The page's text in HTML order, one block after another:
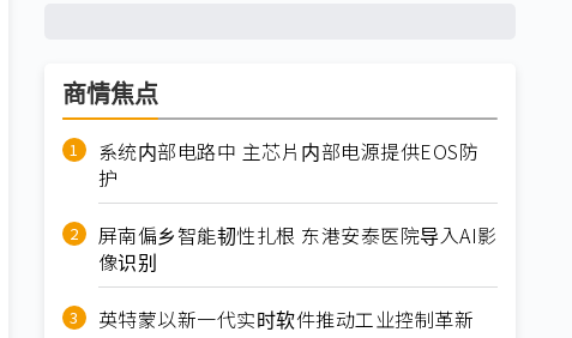
商情焦点
系统内部电路中 主芯片内部电源提供EOS防
护
屏南偏乡智能韧性扎根 东港安泰医院导入AI影
像识别
英特蒙以新一代实时软件推动工业控制革新